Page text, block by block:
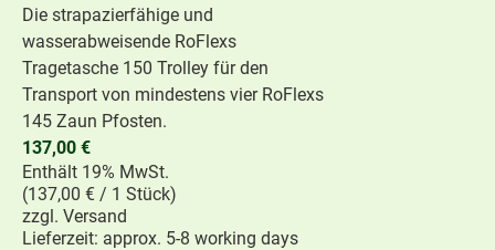
Die strapazierfähige und
wasserabweisende RoFlexs
Tragetasche 150 Trolley für den
Transport von mindestens vier RoFlexs
145 Zaun Pfosten.
137,00 €
Enthält 19% MwSt.
(137,00 € / 1 Stück)
zzgl. Versand
Lieferzeit: approx. 5-8 working days